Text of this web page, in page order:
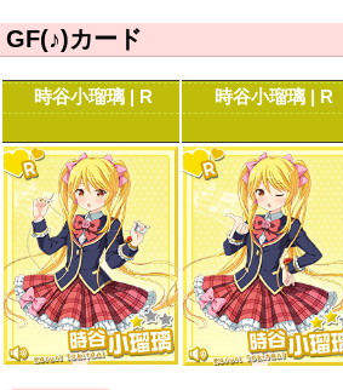
GF(♪)カード
時谷小瑠璃 | R 時谷小瑠璃 | R